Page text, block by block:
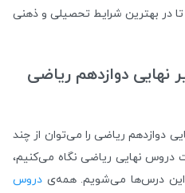
تا در بهترین شرایط تحصیلی و ذهنی
نهایی دوازدهم ریاضی
دوازدهم ریاضی را می‌توان از چند
دروس نهایی ریاضی نگاه می‌کنیم،
درس‌ها می‌شویم. همه‌ی دروس